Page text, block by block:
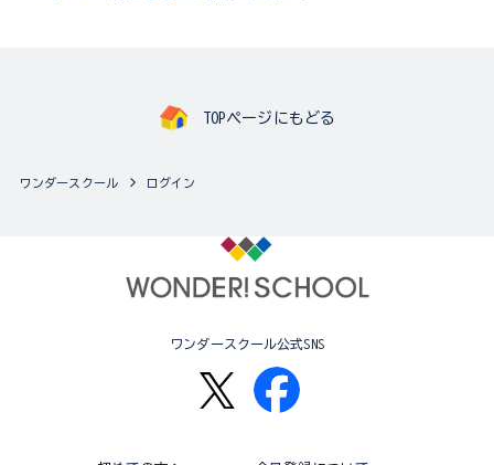
TOPページにもどる
ワンダースクール ログイン
ワンダースクール公式SNS